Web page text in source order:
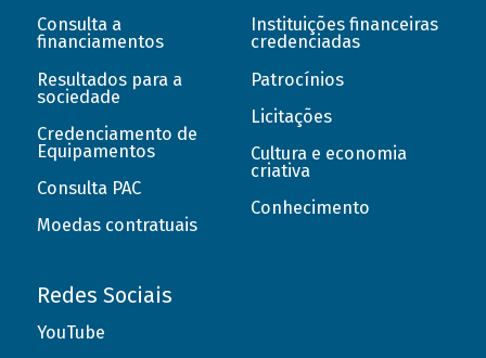
Consulta a
financiamentos
Resultados para a
sociedade
Credenciamento de
Equipamentos
Consulta PAC
Moedas contratuais
Instituições financeiras
credenciadas
Patrocínios
Licitações
Cultura e economia
criativa
Conhecimento
Redes Sociais
YouTube